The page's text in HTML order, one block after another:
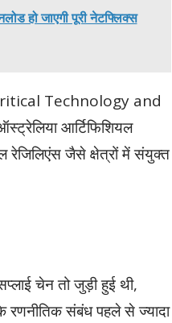
हो जाएगी पूरी नेटफ्लिक्स
Technology and
आर्टिफिशियल
रेजिलिएंस जैसे क्षेत्रों में संयुक्त
चेन तो जुड़ी हुई थी,
रणनीतिक संबंध पहले से ज्यादा